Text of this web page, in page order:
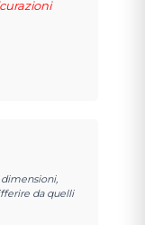
da quelli